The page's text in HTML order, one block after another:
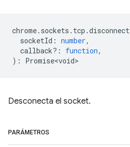
chrome. sockets . tcp .disconnect
socketId : number,
callback? : function,
) : Promise<void>
Desconecta el socket.
PARÁMETROS